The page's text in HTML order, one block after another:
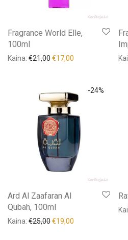
Ard Al Zaafaran
Brutus (1)
Rodyti
30
Turime
Akcija!(28)
Tūris, ml
Produkto žyma
Lytis
Aliejiniai kvepalai(1)
Skalbikliai(0)
Naujiena(7)
Populiariausi (0)
Prekės ženklas
Fragrance World
Kiti (1)
Fragrance World Elle,
100ml
Kaina: €21,00€17,00
-24%
Ard Al Zaafaran Al
Qubah, 100ml
Kaina: €25,00€19,00